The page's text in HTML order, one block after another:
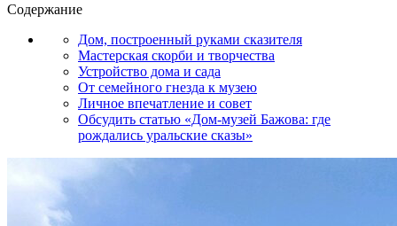
Содержание
Дом, построенный руками сказителя
Мастерская скорби и творчества
Устройство дома и сада
От семейного гнезда к музею
Личное впечатление и совет
Обсудить статью «Дом-музей Бажова: где
рождались уральские сказы»